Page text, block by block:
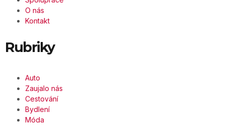
O nás
Kontakt
Rubriky
Auto
Zaujalo nás
Cestování
Bydlení
Móda